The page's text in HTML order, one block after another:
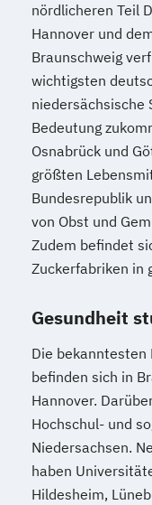
nördlicheren Teil
Hannover und
Braunschweig
wichtigsten
niedersächsische
Bedeutung
Osnabrück und
größten
Bundesrepublik
von Obst und
Zudem befindet
Zuckerfabriken in
Gesundheit
Die bekanntesten
befinden sich in
Hannover.
Hochschul- und
Niedersachsen.
haben
Hildesheim,